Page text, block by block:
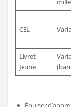
CEL
Livret
Jeune
Épuiser